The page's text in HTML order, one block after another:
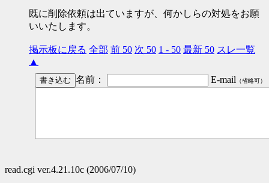
既に削除依頼は出ていますが、何かしらの対処をお願
いいたします。
掲示板に戻る 全部 前 50 次 50 1 - 50 最新 50 スレ一覧
▲
名前：
E-mail （省略可）
read.cgi ver.4.21.10c (2006/07/10)